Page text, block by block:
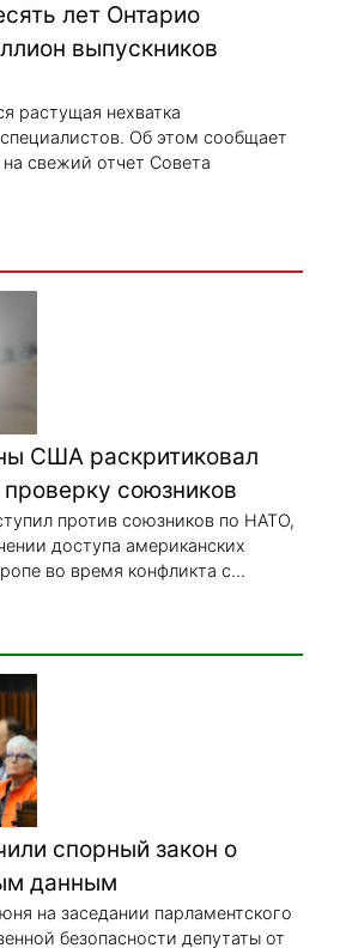
лет Онтарио
выпускников
растущая нехватка
Об этом сообщает
свежий отчет Совета
США раскритиковал
союзников
против союзников по НАТО,
доступа американских
во время конфликта с...
спорный закон о
данным
на заседании парламентского
безопасности депутаты от